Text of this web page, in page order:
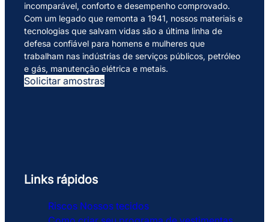
incomparável, conforto e desempenho comprovado.
Com um legado que remonta a 1941, nossos materiais e
tecnologias que salvam vidas são a última linha de
defesa confiável para homens e mulheres que
trabalham nas indústrias de serviços públicos, petróleo
e gás, manutenção elétrica e metais.
Solicitar amostras
Links rápidos
Riscos Nossos tecidos